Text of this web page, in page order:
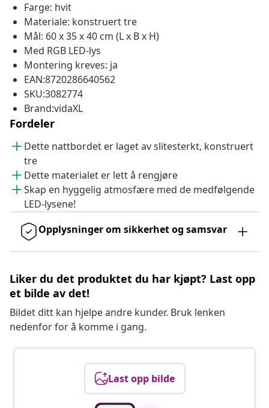
Farge: hvit
Materiale: konstruert tre
Mål: 60 x 35 x 40 cm (L x B x H)
Med RGB LED-lys
Montering kreves: ja
EAN:8720286640562
SKU:3082774
Brand:vidaXL
Fordeler
Dette nattbordet er laget av slitesterkt, konstruert
tre
Dette materialet er lett å rengjøre
Skap en hyggelig atmosfære med de medfølgende
LED-lysene!
Opplysninger om sikkerhet og samsvar
Liker du det produktet du har kjøpt? Last opp
et bilde av det!
Bildet ditt kan hjelpe andre kunder. Bruk lenken
nedenfor for å komme i gang.
Last opp bilde